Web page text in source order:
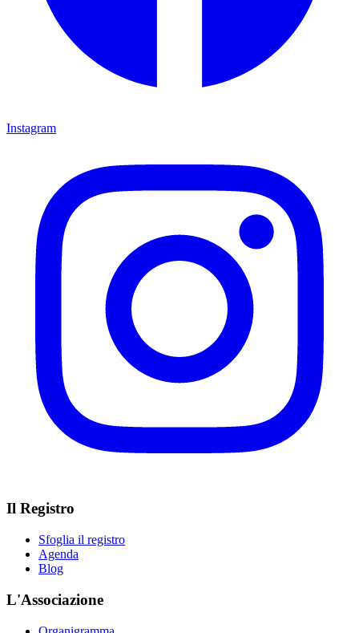
Instagram
Il Registro
Sfoglia il registro
Agenda
Blog
L'Associazione